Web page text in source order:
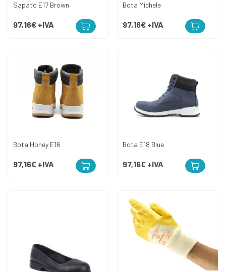
Sapato E17 Brown
97,16€ +IVA
Bota Michele
97,16€ +IVA
Bota Honey E16
97,16€ +IVA
Bota E18 Blue
97,16€ +IVA